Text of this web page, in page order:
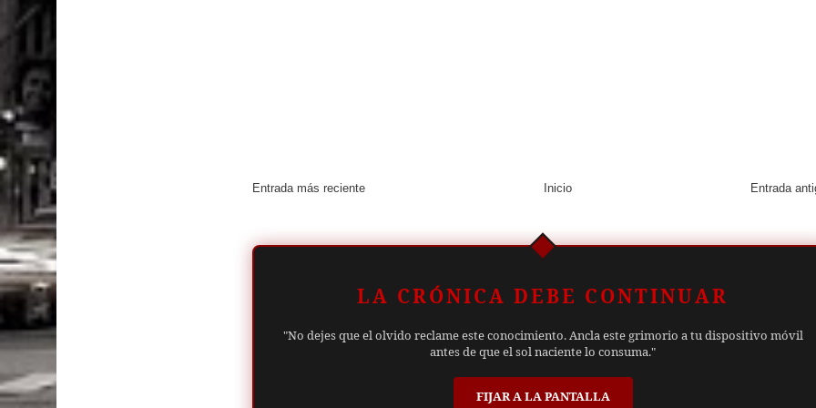
Entrada más reciente Entrada
Inicio
LA CRÓNICA DEBE CONTINUAR
"No dejes que el olvido reclame este conocimiento. Ancla este grimorio a tu dispositivo móvil
antes de que el sol naciente lo consuma."
FIJAR A LA PANTALLA